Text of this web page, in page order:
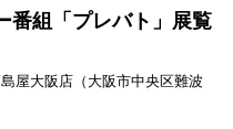
番組「プレバト」展覧
屋大阪店（大阪市中央区難波